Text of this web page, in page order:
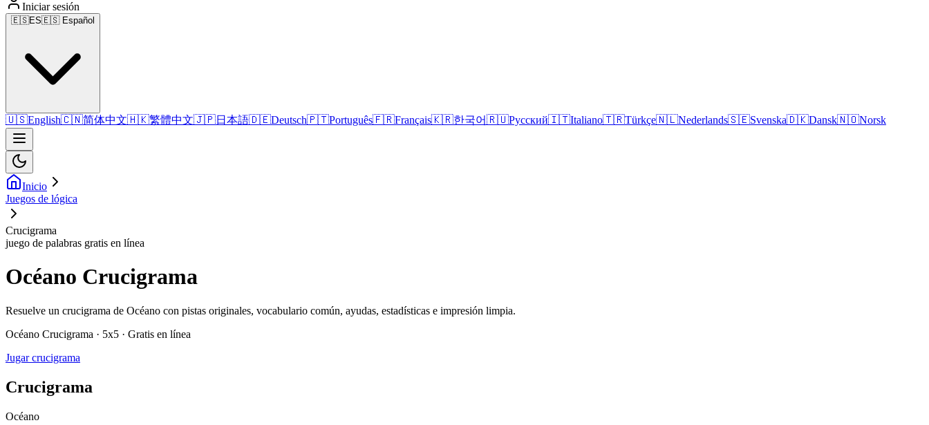
Iniciar sesión
🇪🇸ES🇪🇸 Español
🇺🇸English🇨🇳简体中文🇭🇰繁體中文🇯🇵日本語🇩🇪Deutsch🇵🇹Português🇫🇷Français🇰🇷한국어🇷🇺Русский🇮🇹Italiano🇹🇷Türkçe🇳🇱Nederlands🇸🇪Svenska🇩🇰Dansk🇳🇴Norsk
Inicio
Juegos de lógica
Crucigrama
juego de palabras gratis en línea
Océano Crucigrama
Resuelve un crucigrama de Océano con pistas originales, vocabulario común, ayudas, estadísticas e impresión limpia.
Océano Crucigrama · 5x5 · Gratis en línea
Jugar crucigrama
Crucigrama
Océano